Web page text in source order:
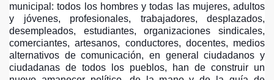
municipal: todos los hombres y todas las mujeres, adultos
y jóvenes, profesionales, trabajadores, desplazados,
desempleados, estudiantes, organizaciones sindicales,
comerciantes, artesanos, conductores, docentes, medios
alternativos de comunicación, en general ciudadanos y
ciudadanas de todos los pueblos, han de construir un